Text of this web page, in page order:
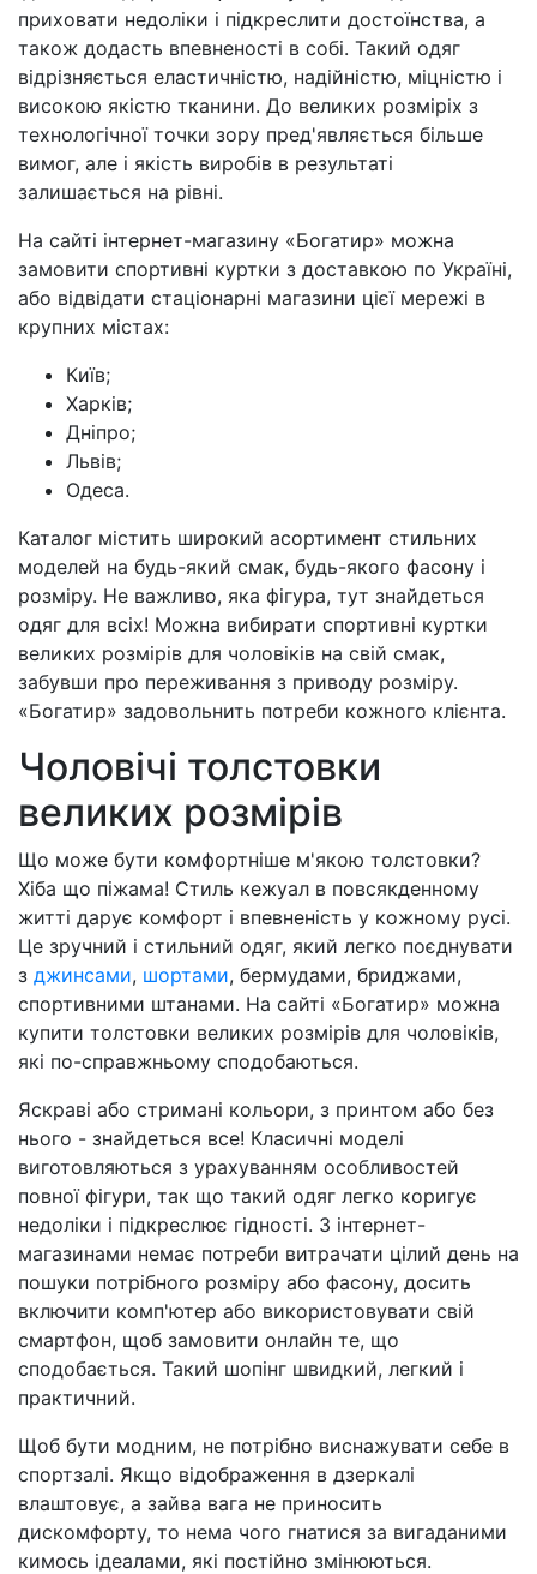
приховати недоліки і підкреслити достоїнства, а
також додасть впевненості в собі. Такий одяг
відрізняється еластичністю, надійністю, міцністю і
високою якістю тканини. До великих розміріх з
технологічної точки зору пред'являється більше
вимог, але і якість виробів в результаті
залишається на рівні.
На сайті інтернет-магазину «Богатир» можна
замовити спортивні куртки з доставкою по Україні,
або відвідати стаціонарні магазини цієї мережі в
крупних містах:
Київ;
Харків;
Дніпро;
Львів;
Одеса.
Каталог містить широкий асортимент стильних
моделей на будь-який смак, будь-якого фасону і
розміру. Не важливо, яка фігура, тут знайдеться
одяг для всіх! Можна вибирати спортивні куртки
великих розмірів для чоловіків на свій смак,
забувши про переживання з приводу розміру.
«Богатир» задовольнить потреби кожного клієнта.
Чоловічі толстовки
великих розмірів
Що може бути комфортніше м'якою толстовки?
Хіба що піжама! Стиль кежуал в повсякденному
житті дарує комфорт і впевненість у кожному русі.
Це зручний і стильний одяг, який легко поєднувати
з джинсами, шортами, бермудами, бриджами,
спортивними штанами. На сайті «Богатир» можна
купити толстовки великих розмірів для чоловіків,
які по-справжньому сподобаються.
Яскраві або стримані кольори, з принтом або без
нього - знайдеться все! Класичні моделі
виготовляються з урахуванням особливостей
повної фігури, так що такий одяг легко коригує
недоліки і підкреслює гідності. З інтернет-
магазинами немає потреби витрачати цілий день на
пошуки потрібного розміру або фасону, досить
включити комп'ютер або використовувати свій
смартфон, щоб замовити онлайн те, що
сподобається. Такий шопінг швидкий, легкий і
практичний.
Щоб бути модним, не потрібно виснажувати себе в
спортзалі. Якщо відображення в дзеркалі
влаштовує, а зайва вага не приносить
дискомфорту, то нема чого гнатися за вигаданими
кимось ідеалами, які постійно змінюються.